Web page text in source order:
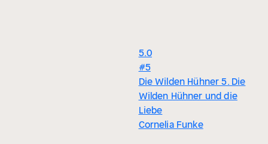
5.0
#5
Die Wilden Hühner 5. Die
Wilden Hühner und die
Liebe
Cornelia Funke